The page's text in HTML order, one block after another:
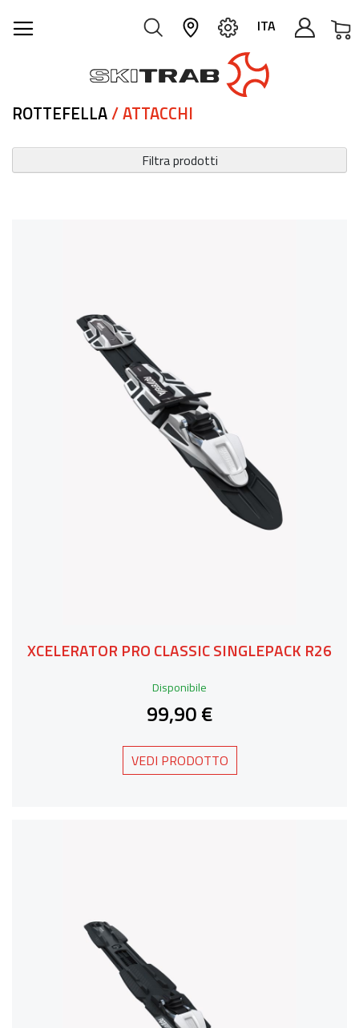
ITA
ROTTEFELLA/ ATTACCHI
XCELERATOR PRO CLASSIC SINGLEPACK R26
Disponibile
99,90 €
VEDI PRODOTTO
Filtra prodotti